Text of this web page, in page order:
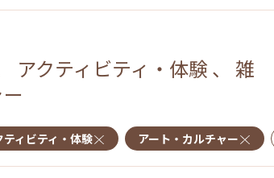
アクティビティ・体験 、 雑
ティビティ・体験 アート・カルチャー